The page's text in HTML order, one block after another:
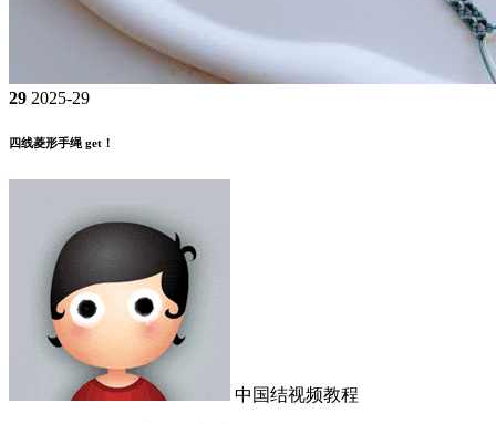
29 2025-29
四线菱形手绳 get！
中国结视频教程